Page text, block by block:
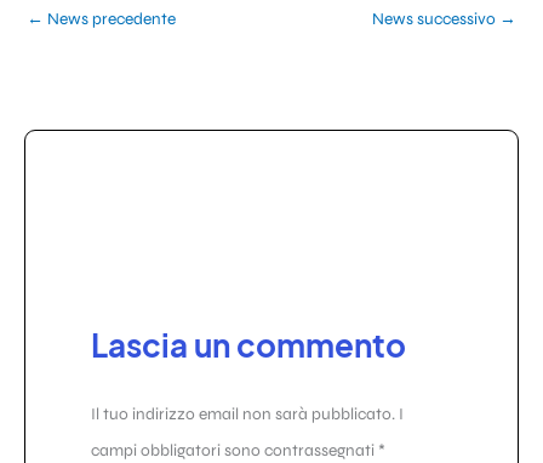
← News precedente News successivo →
Lascia un commento
Il tuo indirizzo email non sarà pubblicato. I
campi obbligatori sono contrassegnati *